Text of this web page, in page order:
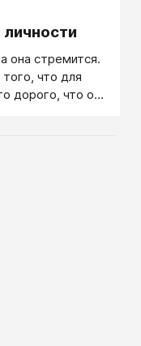
она стремится.
что для
дорого, что он